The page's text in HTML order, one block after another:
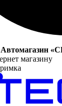
Автомагазин
магазину